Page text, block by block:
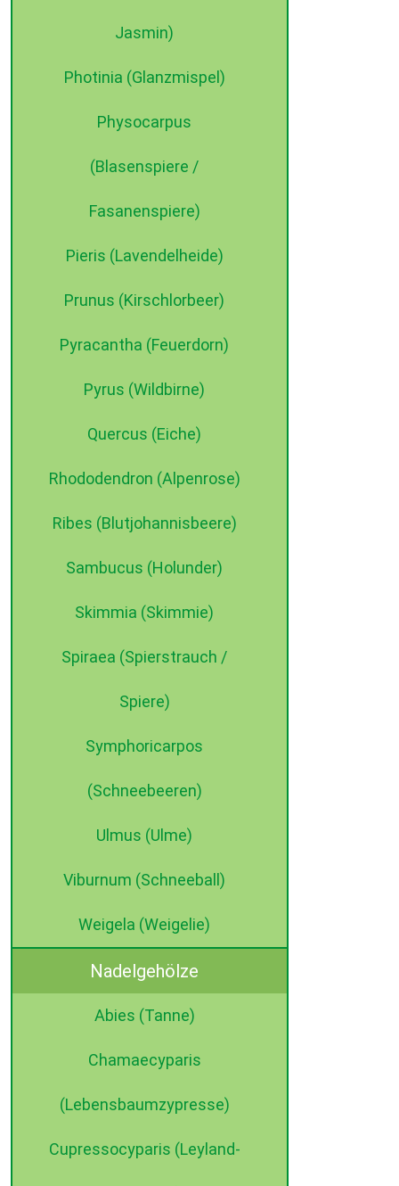
Jasmin)
Photinia (Glanzmispel)
Physocarpus
(Blasenspiere /
Fasanenspiere)
Pieris (Lavendelheide)
Prunus (Kirschlorbeer)
Pyracantha (Feuerdorn)
Pyrus (Wildbirne)
Quercus (Eiche)
Rhododendron (Alpenrose)
Ribes (Blutjohannisbeere)
Sambucus (Holunder)
Skimmia (Skimmie)
Spiraea (Spierstrauch /
Spiere)
Symphoricarpos
(Schneebeeren)
Ulmus (Ulme)
Viburnum (Schneeball)
Weigela (Weigelie)
Nadelgehölze
Abies (Tanne)
Chamaecyparis
(Lebensbaumzypresse)
Cupressocyparis (Leyland-